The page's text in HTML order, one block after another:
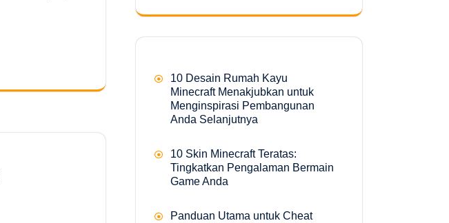
10 Desain Rumah Kayu
Minecraft Menakjubkan untuk
Menginspirasi Pembangunan
Anda Selanjutnya
10 Skin Minecraft Teratas:
Tingkatkan Pengalaman Bermain
Game Anda
Panduan Utama untuk Cheat